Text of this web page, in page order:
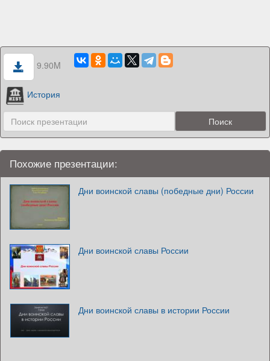
9.90M
История
Похожие презентации:
Дни воинской славы (победные дни) России
Дни воинской славы России
Дни воинской славы в истории России